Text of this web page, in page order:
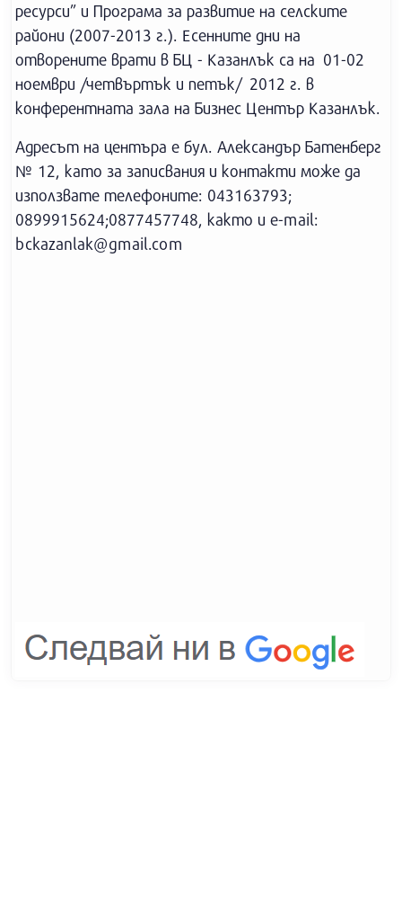
ресурси” и Програма за развитие на селските
райони (2007-2013 г.). Есенните дни на
отворените врати в БЦ - Казанлък са на 01-02
ноември /четвъртък и петък/ 2012 г. в
конферентната зала на Бизнес Център Казанлък.
Адресът на центъра е бул. Александър Батенберг
№ 12, като за записвания и контакти може да
използвате телефоните: 043163793;
0899915624;0877457748, както и е-mail:
bckazanlаk@gmail.com